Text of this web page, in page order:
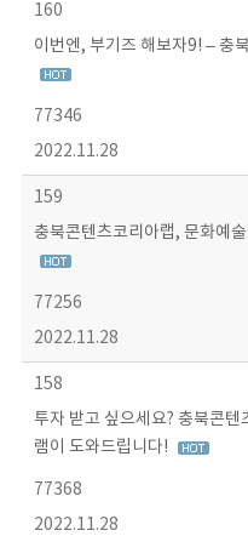
160
이번엔, 부기즈 해보자9! – 충
77346
2022.11.28
159
충북콘텐츠코리아랩, 문화예
77256
2022.11.28
158
투자 받고 싶으세요? 충북콘
램이 도와드립니다!
77368
2022.11.28